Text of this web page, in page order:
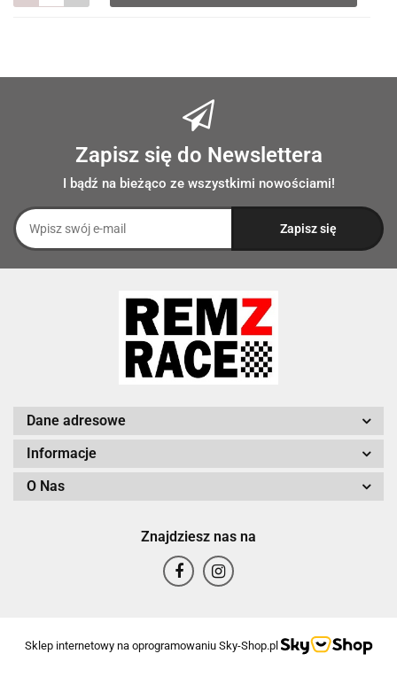
Zapisz się do Newslettera
I bądź na bieżąco ze wszystkimi nowościami!
Dane adresowe
Informacje
O Nas
Znajdziesz nas na
Sklep internetowy na oprogramowaniu Sky-Shop.pl